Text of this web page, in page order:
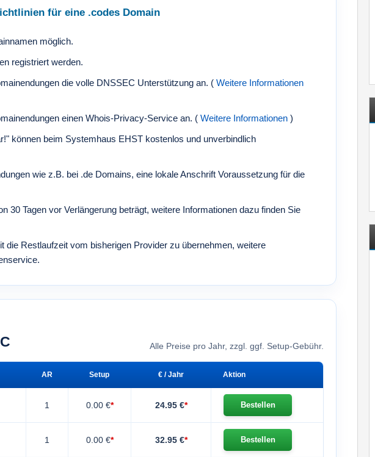
für eine .codes Domain
möglich.
registriert werden.
die volle DNSSEC Unterstützung an. ( Weitere Informationen
einen Whois-Privacy-Service an. ( Weitere Informationen )
können beim Systemhaus EHST kostenlos und unverbindlich
wie z.B. bei .de Domains, eine lokale Anschrift Voraussetzung für die
30 Tagen vor Verlängerung beträgt, weitere Informationen dazu finden Sie
die Restlaufzeit vom bisherigen Provider zu übernehmen, weitere
Alle Preise pro Jahr, zzgl. ggf. Setup-Gebühr.
AR Setup € / Jahr Aktion
1 0.00 €* 24.95 €* Bestellen
1 0.00 €* 32.95 €* Bestellen